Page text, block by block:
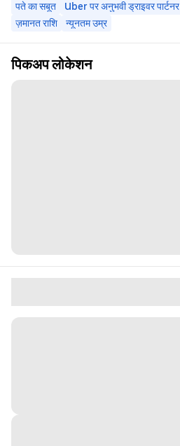
पते का सबूत Uber पर अनुभवी ड्राइवर पार्टनर
ज़मानत राशि
न्यूनतम उम्र
पिकअप लोकेशन